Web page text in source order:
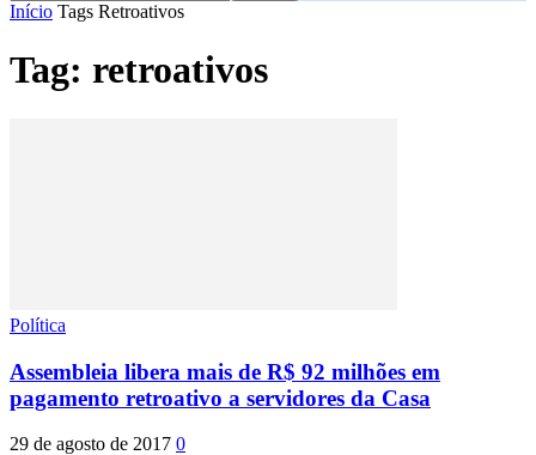
Início Tags Retroativos
Tag: retroativos
Política
Assembleia libera mais de R$ 92 milhões em
pagamento retroativo a servidores da Casa
29 de agosto de 2017 0